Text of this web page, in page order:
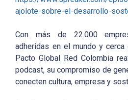
ajolote-sobre-el-desarrollo-
Con más de 22.000
adheridas en el mundo y cerca
Pacto Global Red Colombia
podcast, su compromiso de
conecten cultura, empresa y